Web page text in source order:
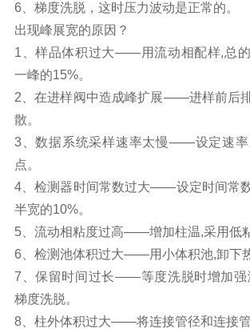
6
梯度洗脱，这时压力波动是正常的。
出现峰展宽的原因 ？
1 、样品体积过大——用流动相配样,总
一峰的15%。
2 、在进样阀中造成峰扩展——进样前后
散。
3、数据系统采样速率太慢——设定速
点。
4、检测器时间常数过大——设定时间常
半宽的10%。
5、 流动相粘度过高——增加柱温,采用低
6
检测池体积过大——用小体积池,卸下
7 、保留时间过长——等度洗脱时增加
梯度洗脱。
8、 柱外体积过大——将连接管径和连接